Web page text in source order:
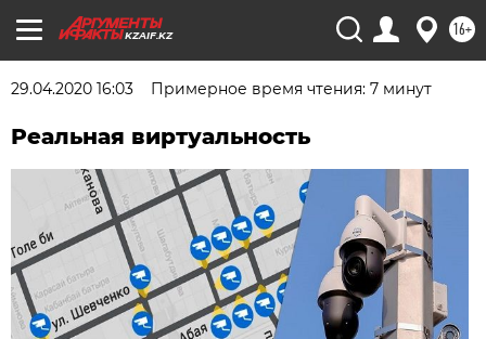
KZAIF.KZ 16+
29.04.2020 16:03 Примерное время чтения: 7 минут
Реальная виртуальность